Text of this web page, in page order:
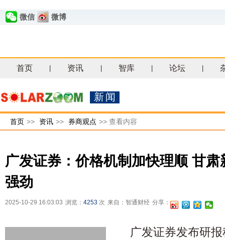
微信 微博
首页 资讯 智库 论坛
新闻
首页 >> 资讯 >> 券商观点 >> 查看内容
广发证券：价格机制加快理顺 甘
强劲
2025-10-29 16:03:03 浏览： 4253 次 来自：智通财经 分享：
广发证券发布研